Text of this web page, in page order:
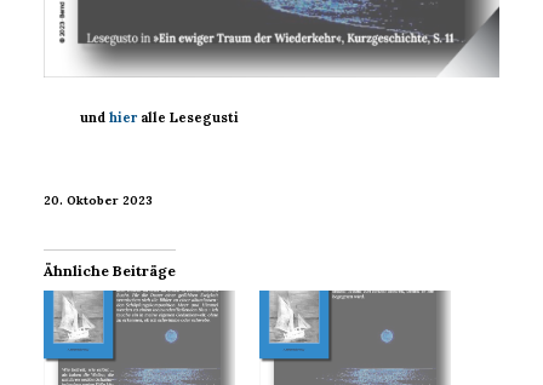
undhier alle Lesegusti
20. Oktober 2023
Ähnliche Beiträge